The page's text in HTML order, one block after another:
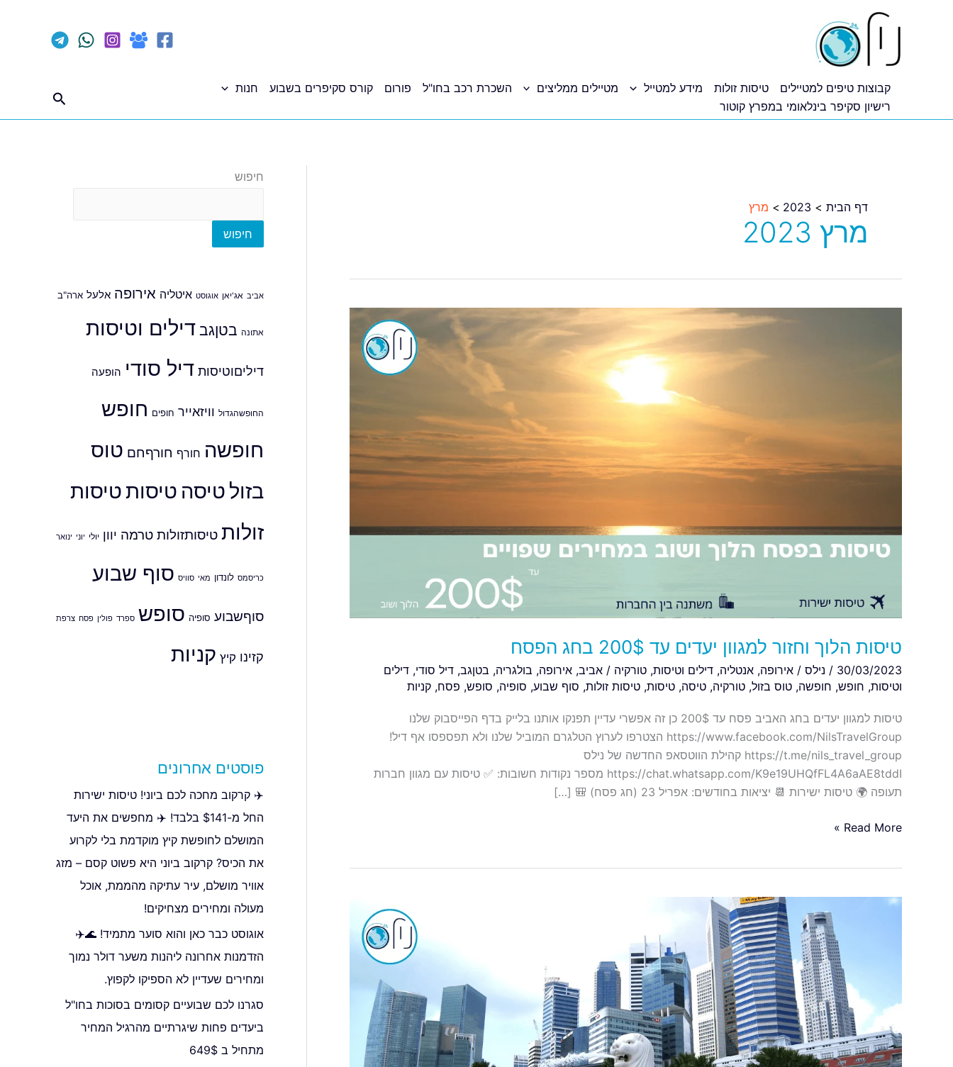
קבוצות טיפים למטיילים טיסות זולות מידע למטייל מטיילים ממליצים השכרת רכב בחו"ל פורום קורס סקיפרים בשבוע
חנות
רישיון סקיפר בינלאומי במפרץ קוטור
חיפוש
דף הבית 2023 מרץ
מרץ 2023
טיסות הלוך וחזור למגוון יעדים עד 200$ בחג הפסח
30/03/2023
/ נילס / אירופה, אנטליה, דילים וטיסות, טורקיה / אביב, אירופה, בולגריה, בטןגב, דיל סודי, דילים
וטיסות, חופש, חופשה, טוס בזול, טורקיה, טיסה, טיסות, טיסות זולות, סוף שבוע, סופיה, סופש, פסח, קניות
טיסות למגוון יעדים בחג האביב פסח עד 200$ כן זה אפשרי עדיין תפנקו אותנו בלייק בדף הפייסבוק שלנו
https://www.facebook.com/NilsTravelGroup הצטרפו לערוץ הטלגרם המוביל שלנו ולא תפספסו אף דיל!
https://t.me/nils_travel_group קהילת הווטסאפ החדשה של נילס
https://chat.whatsapp.com/K9e19UHQfFL4A6aAE8tddI מספר נקודות חשובות: ✅ טיסות עם מגוון חברות
תעופה 🌍 טיסות ישירות 📆 יציאות בחודשים: אפריל 23 (חג פסח) 🎒 […]
הפסח
Read More »
טיסות
מ-494€
הלוך
וחזור
חיפוש
חיפוש
אביב אג'יאן אוגוסט איטליה אירופה אלעל ארה"ב
אתונה בטןגב דילים וטיסות
דיליםוטיסות דיל סודי הופעה
החופשהגדול וויזאייר חופים חופש
חופשה חורף חורףחם טוס
בזול טיסה טיסותטיסות
זולות טיסותזולות טרמה יוון יולי יוני ינואר
כריסמס לונדון מאי סוויס סוף שבוע
סוףשבוע סופיה סופש ספרד פולין פסח צרפת
קזינו קיץ קניות
פוסטים אחרונים
✈️ קרקוב מחכה לכם ביוני! טיסות ישירות
החל מ-$141 בלבד! ✈️ מחפשים את היעד
המושלם לחופשת קיץ מוקדמת בלי לקרוע
את הכיס? קרקוב ביוני היא פשוט קסם – מזג
אוויר מושלם, עיר עתיקה מהממת, אוכל
מעולה ומחירים מצחיקים!
אוגוסט כבר כאן והוא סוער מתמיד! 🌊✈️
הזדמנות אחרונה ליהנות משער דולר נמוך
ומחירים שעדיין לא הספיקו לקפוץ.
סגרנו לכם שבועיים קסומים בסוכות בחו"ל
ביעדים פחות שיגרתיים מהרגיל המחיר
מתחיל ב 649$